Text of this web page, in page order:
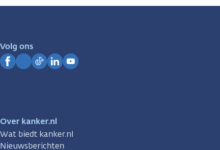
zijn
Volg ons
Over kanker.nl
Wat biedt kanker.nl
Nieuwsberichten